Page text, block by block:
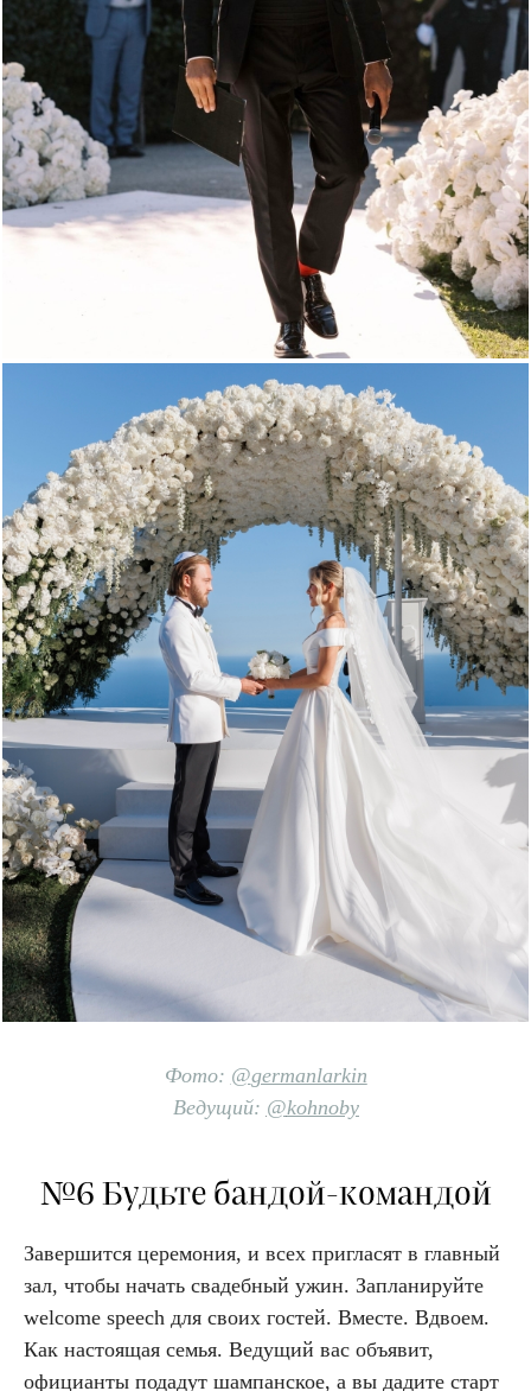
Фото: @germanlarkin
Ведущий: @kohnoby
№6 Будьте бандой-командой
Завершится церемония, и всех пригласят в главный
зал, чтобы начать свадебный ужин. Запланируйте
welcome speech для своих гостей. Вместе. Вдвоем.
Как настоящая семья. Ведущий вас объявит,
официанты подадут шампанское, а вы дадите старт